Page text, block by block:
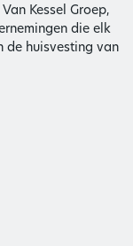
Kessel Groep,
die elk
de huisvesting van